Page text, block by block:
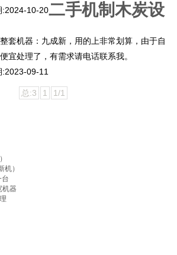
:2024-10-20二手机制木炭设
套机器：九成新，用的上非常划算，由于自
宜处理了，有需求请电话联系我。
:2023-09-11
总:3 1 1/1
）
机器